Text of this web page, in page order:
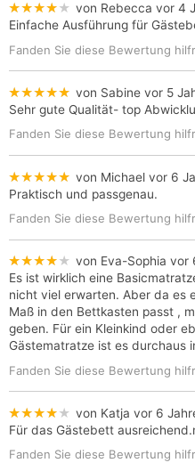
★★★★★ von Rebecca vor 4
Einfache Ausführung für
Fanden Sie diese Bewertung
★★★★★ von Sabine vor 5
Sehr gute Qualität- top
Fanden Sie diese Bewertung
★★★★★ von Michael vor 6
Praktisch und passgenau.
Fanden Sie diese Bewertung
★★★★★ von Eva-Sophia vor
Es ist wirklich eine
nicht viel erwarten. Aber da es
Maß in den Bettkasten passt ,
geben. Für ein Kleinkind oder
Gästematratze ist es durchaus
Fanden Sie diese Bewertung
★★★★★ von Katja vor 6
Für das Gästebett
Fanden Sie diese Bewertung